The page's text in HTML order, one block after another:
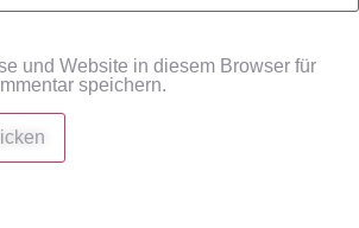
und Website in diesem Browser für
speichern.